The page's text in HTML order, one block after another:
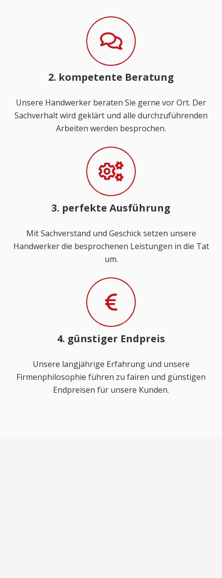
2. kompetente Beratung
Unsere Handwerker beraten Sie gerne vor Ort. Der
Sachverhalt wird geklärt und alle durchzuführenden
Arbeiten werden besprochen.
3. perfekte Ausführung
Mit Sachverstand und Geschick setzen unsere
Handwerker die besprochenen Leistungen in die Tat
um.
4. günstiger Endpreis
Unsere langjährige Erfahrung und unsere
Firmenphilosophie führen zu fairen und günstigen
Endpreisen für unsere Kunden.